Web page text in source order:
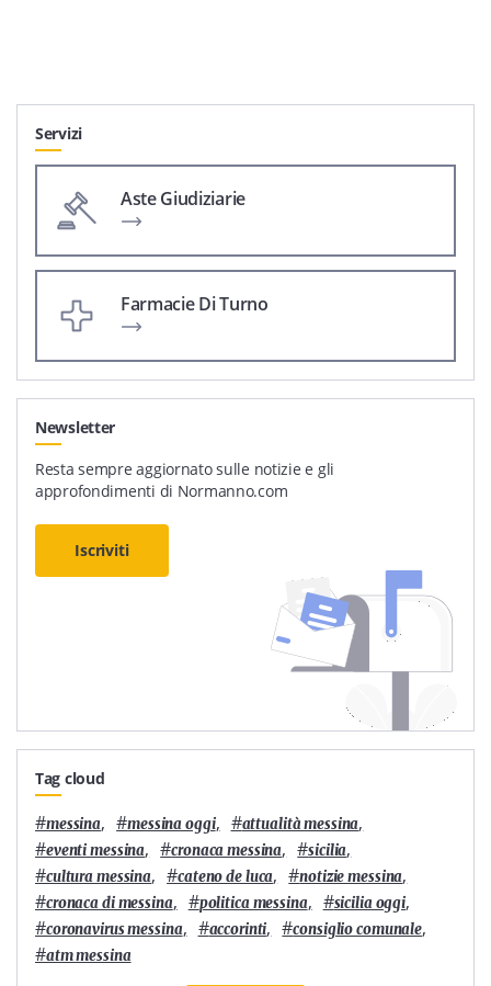
Servizi
Aste Giudiziarie
Farmacie Di Turno
Newsletter
Resta sempre aggiornato sulle notizie e gli
approfondimenti di Normanno.com
Iscriviti
Tag cloud
#messina, #messina oggi, #attualità messina,
#eventi messina, #cronaca messina, #sicilia,
#cultura messina, #cateno de luca, #notizie messina,
#cronaca di messina, #politica messina, #sicilia oggi,
#coronavirus messina, #accorinti, #consiglio comunale,
#atm messina